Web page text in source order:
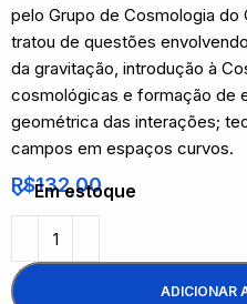
pelo Grupo de Cosmologia do
tratou de questões
da gravitação, introdução à
cosmológicas e formação de
geométrica das interações;
campos em espaços curvos.
R$132,00
Em estoque
ADICIONAR